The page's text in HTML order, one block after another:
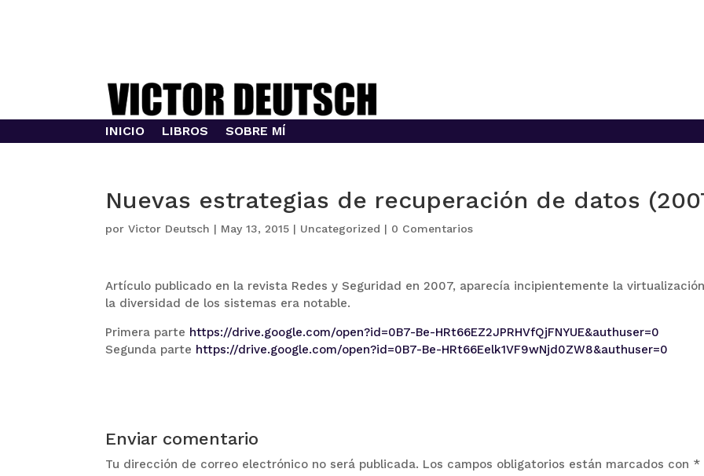
INICIO LIBROS SOBRE MÍ
Nuevas estrategias de recuperación de datos
porVictor Deutsch | May 13, 2015 | Uncategorized | 0 Comentarios
Artículo publicado en la revista Redes y Seguridad en 2007, aparecía incipientemente la
la diversidad de los sistemas era notable.
Primera parte https://drive.google.com/open?id=0B7-Be-HRt66EZ2JPRHVfQjFNYUE&authuser=0
Segunda parte https://drive.google.com/open?id=0B7-Be-HRt66Eelk1VF9wNjd0ZW8&authuser=0
Enviar comentario
Tu dirección de correo electrónico no será publicada. Los campos obligatorios están marcados con *